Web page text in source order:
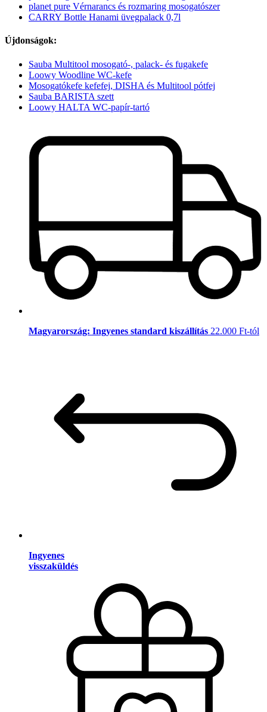
planet pure Vérnarancs és rozmaring mosogatószer
CARRY Bottle Hanami üvegpalack 0,7l
Újdonságok:
Sauba Multitool mosogató-, palack- és fugakefe
Loowy Woodline WC-kefe
Mosogatókefe kefefej, DISHA és Multitool pótfej
Sauba BARISTA szett
Loowy HALTA WC-papír-tartó
Magyarország: Ingyenes standard kiszállítás 22.000 Ft-tól
Ingyenes
visszaküldés